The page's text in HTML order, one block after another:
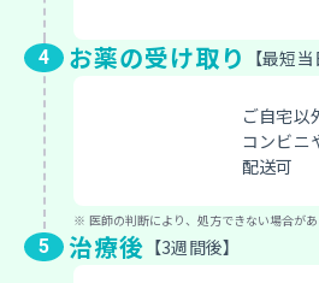
お薬の受け取り 最短当
ご自宅以
コンビニ
配送可
医師の判断により、処方できない場合があ
治療後 3週間後